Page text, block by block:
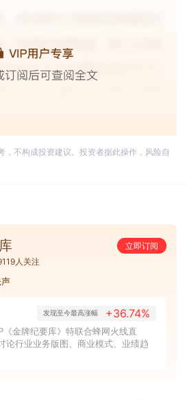
，不构成投资建议。投资者据此操作，风险自
立即订阅
人关注
发现至今最高涨幅 +36.74%
金牌纪要库》特联合蜂网火线直
论行业业务版图、商业模式、业绩趋